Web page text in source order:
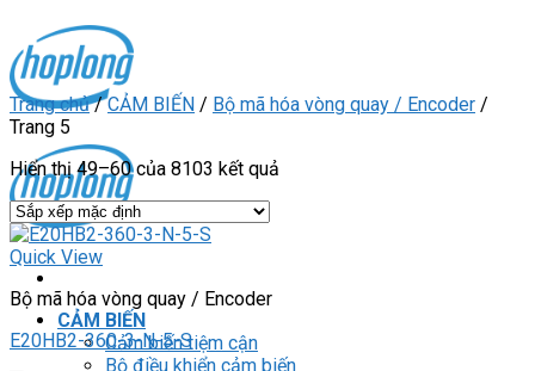
content
CẢM BIẾN
Cảm biến tiệm cận
Bộ điều khiển cảm biến
Trang chủ / CẢM BIẾN / Bộ mã hóa vòng quay / Encoder /
Trang 5
Hiển thị 49–60 của 8103 kết quả
Quick View
Bộ mã hóa vòng quay / Encoder
E20HB2-360-3-N-5-S